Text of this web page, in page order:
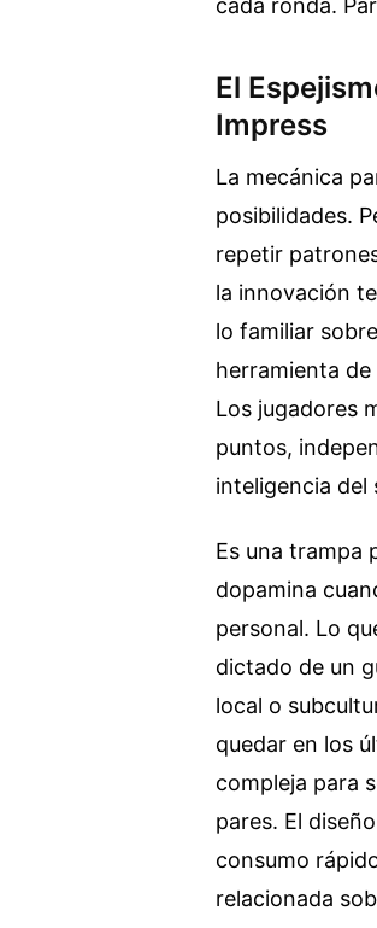
El
Impress
La mecánica
posibilidades.
repetir
la innovación
lo familiar
herramienta
Los jugadores
puntos,
inteligencia del
Es una trampa
dopamina
personal. Lo
dictado de un
local o
quedar en los
compleja para
pares. El
consumo
relacionada